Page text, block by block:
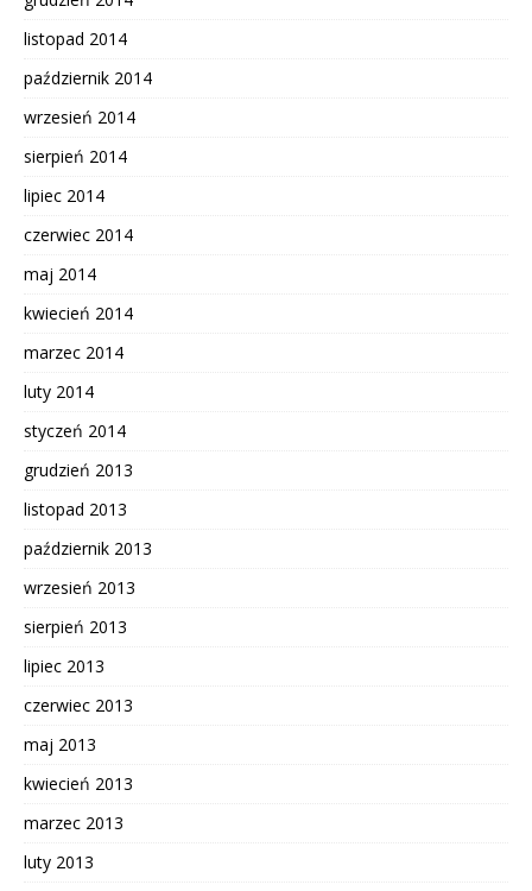
listopad 2014
październik 2014
wrzesień 2014
sierpień 2014
lipiec 2014
czerwiec 2014
maj 2014
kwiecień 2014
marzec 2014
luty 2014
styczeń 2014
grudzień 2013
listopad 2013
październik 2013
wrzesień 2013
sierpień 2013
lipiec 2013
czerwiec 2013
maj 2013
kwiecień 2013
marzec 2013
luty 2013